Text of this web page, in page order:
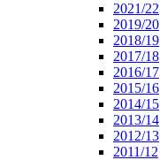
2021/22
2019/20
2018/19
2017/18
2016/17
2015/16
2014/15
2013/14
2012/13
2011/12